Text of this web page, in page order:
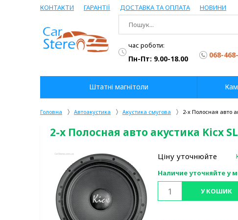
Головна Автоакустика Акустика смугова 2-x Полосная авто
2-x Полосная авто акустика Kicx
Ціну уточнюйте
Наличие уточняйте у
У КОШИК
КОНТАКТИ ГАРАНТІЇ ДОСТАВКА ТА ОПЛАТА НОВИНИ
час роботи:
Пн-Пт: 9.00-18.00 068-
Штатні магнітоли